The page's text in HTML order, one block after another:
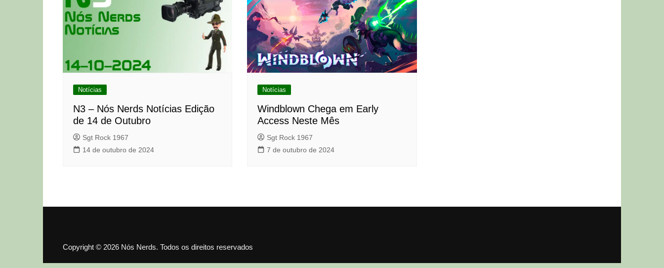
Notícias
N3 – Nós Nerds Notícias Edição
de 14 de Outubro
Sgt Rock 1967
14 de outubro de 2024
Notícias
Windblown Chega em Early
Access Neste Mês
Sgt Rock 1967
7 de outubro de 2024
Copyright © 2026 Nós Nerds. Todos os direitos reservados